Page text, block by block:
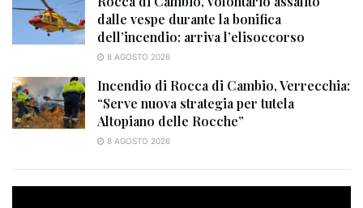
dalle vespe durante la bonifica
dell’incendio: arriva l’elisoccorso
8 AGOSTO 2026
Incendio di Rocca di Cambio, Verrecchia:
“Serve nuova strategia per tutela
Altopiano delle Rocche”
8 AGOSTO 2026